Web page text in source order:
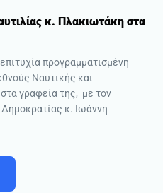
κ. Πλακιωτάκη στα
προγραμματισμένη
Ναυτικής και
γραφεία της, με τον
κ. Ιωάννη